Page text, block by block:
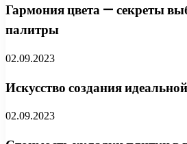
Гармония цвета — секреты
палитры
02.09.2023
Искусство создания
02.09.2023